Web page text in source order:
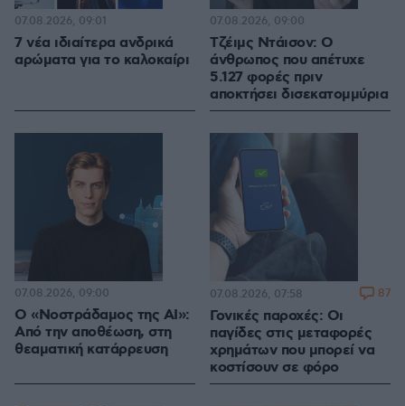
7 νέα ιδιαίτερα ανδρικά
αρώματα για το καλοκαίρι
07.08.2026, 09:01
Τζέιμς Ντάισον: Ο
άνθρωπος που απέτυχε
5.127 φορές πριν
αποκτήσει δισεκατομμύρια
07.08.2026, 09:00
Ο «Νοστράδαμος της AI»:
Από την αποθέωση, στη
θεαματική κατάρρευση
07.08.2026, 09:00
Γονικές παροχές: Οι
παγίδες στις μεταφορές
χρημάτων που μπορεί να
κοστίσουν σε φόρο
07.08.2026, 07:58 87